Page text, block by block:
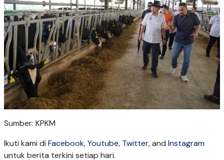
Sumber: KPKM
Ikuti kami di Facebook,Youtube, Twitter, and Instagram
untuk berita terkini setiap hari.